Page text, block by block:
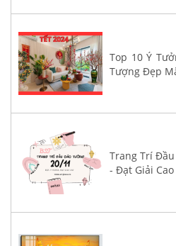
Top 10 Ý
Tượng Đẹp
Trang Trí
- Đạt Giải Cao